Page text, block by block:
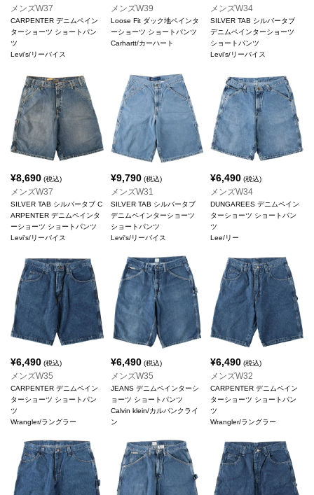
メンズW37
CARPENTER デニムペイン
ターショーツ ショートパン
ツ
Levi's/リーバイス
メンズW39
Loose Fit ダック地ペインタ
ーショーツ ショートパンツ
Carhartt/カーハート
メンズW34
SILVER TAB シルバータブ
デニムペインターショーツ
ショートパンツ
Levi's/リーバイス
¥8,690 (税込)
メンズW37
SILVER TAB シルバータブ C
ARPENTER デニムペインタ
ーショーツ ショートパンツ
Levi's/リーバイス
¥9,790(税込)
メンズW31
SILVER TAB シルバータブ
デニムペインターショーツ
ショートパンツ
Levi's/リーバイス
¥6,490 (税込)
メンズW34
DUNGAREES デニムペイン
ターショーツ ショートパン
ツ
Lee/リー
¥6,490 (税込)
メンズW35
CARPENTER デニムペイン
ターショーツ ショートパン
ツ
Wrangler/ラングラー
¥6,490(税込)
メンズW35
JEANS デニムペインターシ
ョーツ ショートパンツ
Calvin klein/カルバンクライ
ン
¥6,490 (税込)
メンズW32
CARPENTER デニムペイン
ターショーツ ショートパン
ツ
Wrangler/ラングラー